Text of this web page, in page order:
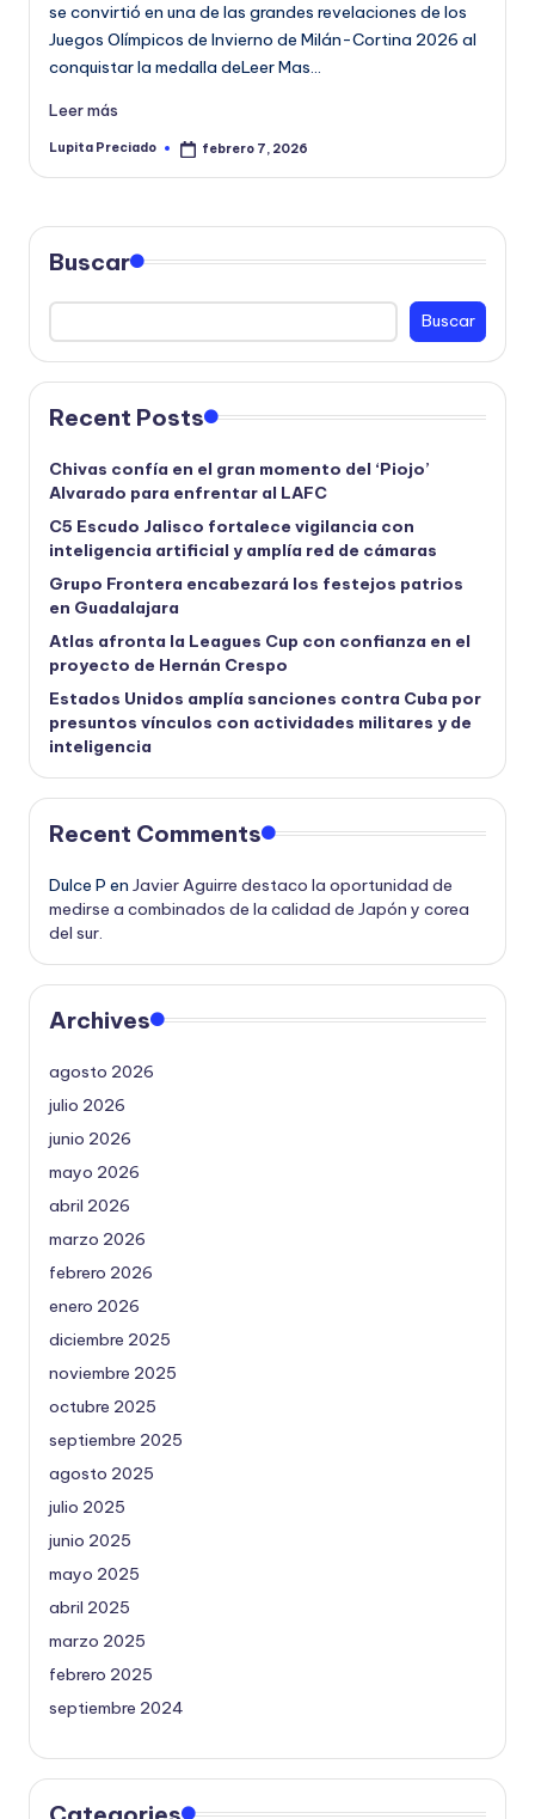
se convirtió en una de las grandes revelaciones de los
Juegos Olímpicos de Invierno de Milán-Cortina 2026 al
conquistar la medalla deLeer Mas…
Leer más
Publicado
Lupita Preciado febrero 7, 2026
Buscar
Buscar
Recent Posts
Chivas confía en el gran momento del ‘Piojo’
Alvarado para enfrentar al LAFC
C5 Escudo Jalisco fortalece vigilancia con
inteligencia artificial y amplía red de cámaras
Grupo Frontera encabezará los festejos patrios
en Guadalajara
Atlas afronta la Leagues Cup con confianza en el
proyecto de Hernán Crespo
Estados Unidos amplía sanciones contra Cuba por
presuntos vínculos con actividades militares y de
inteligencia
Recent Comments
Dulce P en Javier Aguirre destaco la oportunidad de
medirse a combinados de la calidad de Japón y corea
del sur.
Archives
agosto 2026
julio 2026
junio 2026
mayo 2026
abril 2026
marzo 2026
febrero 2026
enero 2026
diciembre 2025
noviembre 2025
octubre 2025
septiembre 2025
agosto 2025
julio 2025
junio 2025
mayo 2025
abril 2025
marzo 2025
febrero 2025
septiembre 2024